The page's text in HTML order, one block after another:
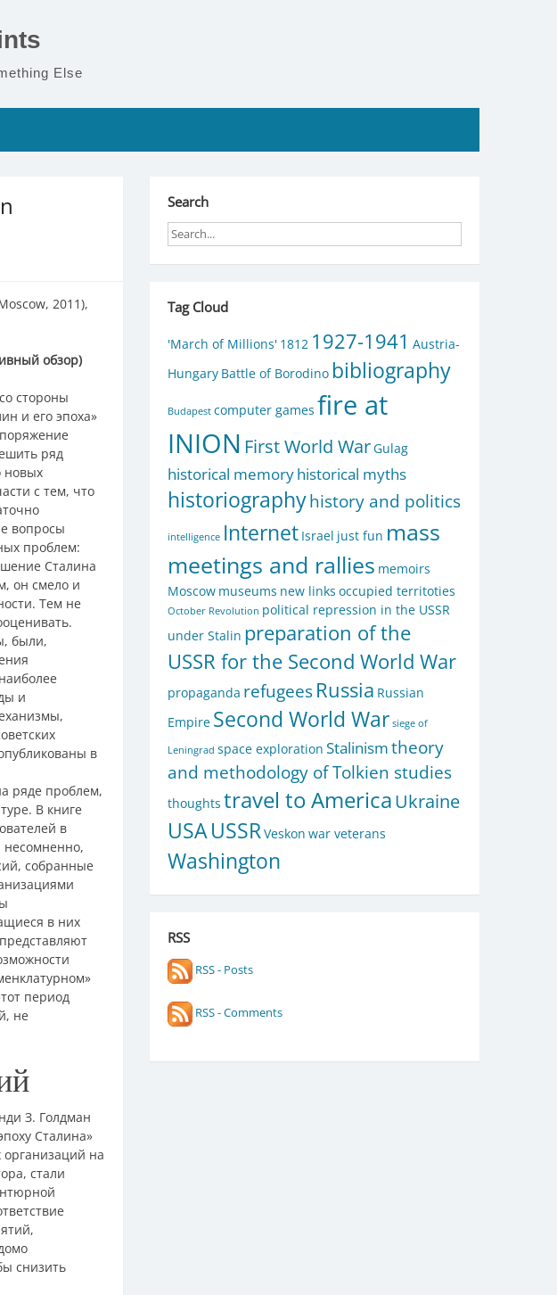
Else
2011),
обзор)
стороны
и его эпоха»
ряд
новых
с тем, что
вопросы
проблем:
Сталина
он смело и
Тем не
были,
и
в
ряде проблем,
В книге
в
несомненно,
собранные
в них
период
не
З. Голдман
Сталина»
на
стали
снизить
Search
Tag Cloud
'March of Millions' 1812 1927-1941 Austria-
Hungary Battle of Borodino bibliography
Budapest computer games fire at
INION First World War Gulag
historical memoryhistorical myths
historiographyhistory and politics
intelligence Internet Israel just fun mass
meetings and rallies memoirs
Moscow museums new links occupied territoties
October Revolution political repression in the USSR
under Stalin preparation of the
USSR for the Second World War
propaganda refugees Russia Russian
Empire Second World War siege of
Leningrad space exploration Stalinismtheory
and methodology of Tolkien studies
thoughts travel to AmericaUkraine
USAUSSRVeskon war veterans
Washington
RSS
RSS - Posts
RSS - Comments